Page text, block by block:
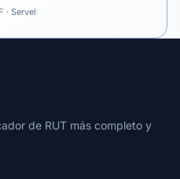
· Servel
de RUT más completo y